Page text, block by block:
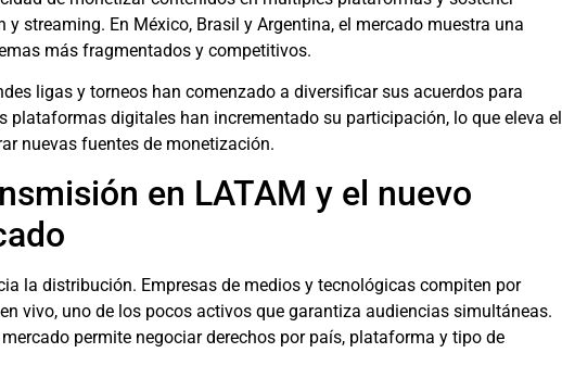
streaming. En México, Brasil y Argentina, el mercado muestra una
más fragmentados y competitivos.
ligas y torneos han comenzado a diversificar sus acuerdos para
plataformas digitales han incrementado su participación, lo que eleva el
nuevas fuentes de monetización.
en LATAM y el nuevo
la distribución. Empresas de medios y tecnológicas compiten por
vivo, uno de los pocos activos que garantiza audiencias simultáneas.
permite negociar derechos por país, plataforma y tipo de